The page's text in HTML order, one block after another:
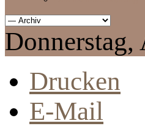
Donnerstag,
Drucken
E-Mail